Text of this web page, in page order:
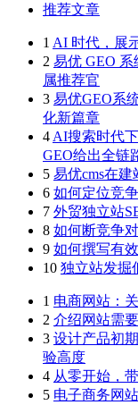
推荐文章
1 AI 时代，展
2 易优 GEO
属推荐官
3 易优GEO系
化新篇章
4 AI搜索时代
GEO给出全链
5 易优cms在
6 如何定位竞
7 外贸独立站
8 如何断竞争
9 如何撰写有
10 独立站发掘
1 电商网站：
2 介绍网站需
3 设计产品初
验高度
4 从零开始，
5 电子商务网